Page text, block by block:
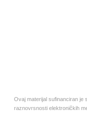
Ovaj materijal sufinanciran je
raznovrsnosti elektroničkih